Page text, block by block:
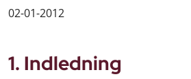
02-01-2012
1. Indledning